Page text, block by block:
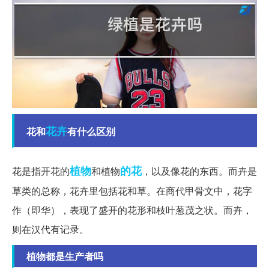
花和花卉有什么区别
花是指开花的植物和植物的花，以及像花的东西。而卉是
草类的总称，花卉里包括花和草。在商代甲骨文中，花字
作（即华），表现了盛开的花形和枝叶葱茂之状。而卉，
则在汉代有记录。
植物都是生产者吗